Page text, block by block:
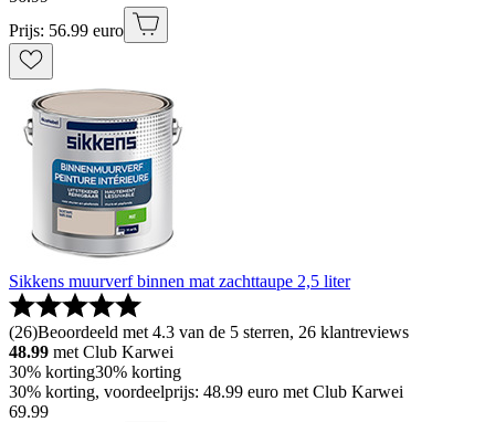
Prijs: 56.99 euro
Sikkens muurverf binnen mat zachttaupe 2,5 liter
(26)Beoordeeld met 4.3 van de 5 sterren, 26 klantreviews
48.99 met Club Karwei
30% korting30% korting
30% korting, voordeelprijs: 48.99 euro met Club Karwei
69.99